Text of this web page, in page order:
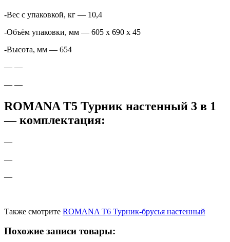
-Вес с упаковкой, кг — 10,4
-Объём упаковки, мм — 605 x 690 x 45
-Высота, мм — 654
— —
— —
ROMANA T5 Турник настенный 3 в 1
— комплектация:
—
—
—
Также смотрите ROMANA T6 Турник-брусья настенный
Похожие записи товары: